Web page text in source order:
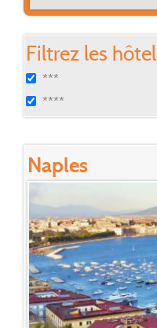
Filtrez les
***
****
Naples